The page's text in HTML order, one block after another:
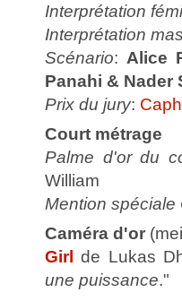
Interprétation
Interprétation
Scénario: Alice
Panahi & Nader
Prix du jury:
Court métrage
Palme d'or du
William
Mention spéciale
Caméra d'or
Girl de Lukas
une puissance."